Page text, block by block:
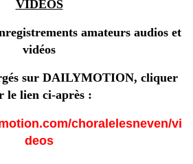
VIDEOS
amateurs audios et
vidéos
sur DAILYMOTION, cliquer
le lien ci-après :
choralelesneven/vi
deos